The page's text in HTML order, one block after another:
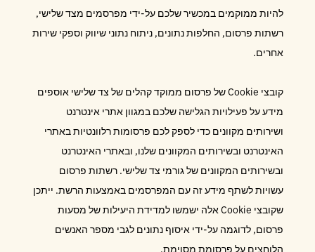
להיות ממוקמים במכשיר שלכם על-ידי מפרסמים מצד שלישי,
רשתות פרסום, החלפות נתונים, ניתוח נתוני שיווק וספקי שירות
אחרים.
קובצי Cookie של פרסום ממוקד קהלים של צד שלישי אוספים
מידע על פעילויות הגלישה שלכם במגוון אתרי אינטרנט
ושירותים מקוונים כדי לספק לכם פרסומות רלוונטיות באתרי
האינטרנט ובשירותים המקוונים שלנו, ובאתרי האינטרנט
ובשירותים המקוונים של גורמי צד שלישי. רשתות פרסום
עשויות לשתף מידע זה עם המפרסמים באמצעות הרשת. ייתכן
שקובצי Cookie אלה ישמשו למדידת היעילות של מסעות
פרסום, לדוגמה על-ידי איסוף נתונים לגבי מספר האנשים
הלוחצים על פרסומת מסוימת.